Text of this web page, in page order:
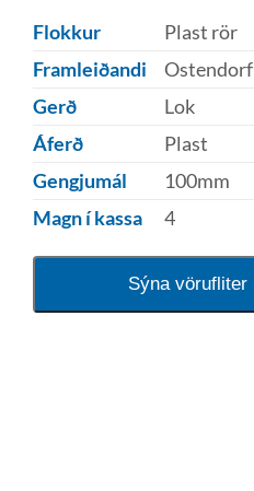
Flokkur
Plast rör
Framleiðandi
Ostendorf
Gerð
Lok
Áferð
Plast
Gengjumál
100mm
Magn í kassa
4
Sýna vörufliter